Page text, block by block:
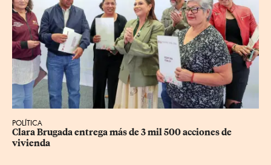
POLÍTICA
Clara Brugada entrega más de 3 mil 500 acciones de
vivienda